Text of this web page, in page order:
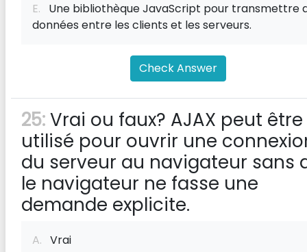
E. Une bibliothèque JavaScript pour transmettre
données entre les clients et les serveurs.
Check Answer
25:Vrai ou faux? AJAX peut être
utilisé pour ouvrir une
du serveur au navigateur sans
le navigateur ne fasse une
demande explicite.
A. Vrai